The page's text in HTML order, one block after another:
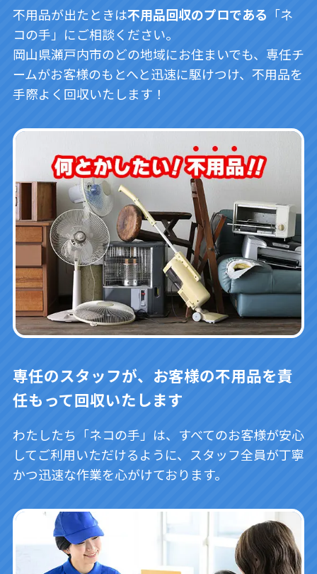
不用品が出たときは不用品回収のプロである 「ネ
コの手」にご相談ください。
岡山県瀬戸内市のどの地域にお住まいでも、専任チ
ームがお客様のもとへと迅速に駆けつけ、不用品を
手際よく回収いたします！
専任のスタッフが、お客様の不用品を責
任もって回収いたします
わたしたち「ネコの手」は、すべてのお客様が安心
してご利用いただけるように、スタッフ全員が丁寧
かつ迅速な作業を心がけております。